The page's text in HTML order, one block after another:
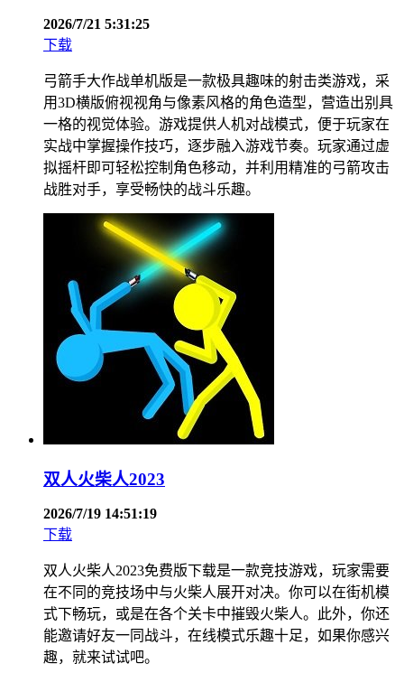
2026/7/21 5:31:25
下载
弓箭手大作战单机版是一款极具趣味的射击类游戏，采
用3D横版俯视视角与像素风格的角色造型，营造出别具
一格的视觉体验。游戏提供人机对战模式，便于玩家在
实战中掌握操作技巧，逐步融入游戏节奏。玩家通过虚
拟摇杆即可轻松控制角色移动，并利用精准的弓箭攻击
战胜对手，享受畅快的战斗乐趣。
双人火柴人2023
2026/7/19 14:51:19
下载
双人火柴人2023免费版下载是一款竞技游戏，玩家需要
在不同的竞技场中与火柴人展开对决。你可以在街机模
式下畅玩，或是在各个关卡中摧毁火柴人。此外，你还
能邀请好友一同战斗，在线模式乐趣十足，如果你感兴
趣，就来试试吧。